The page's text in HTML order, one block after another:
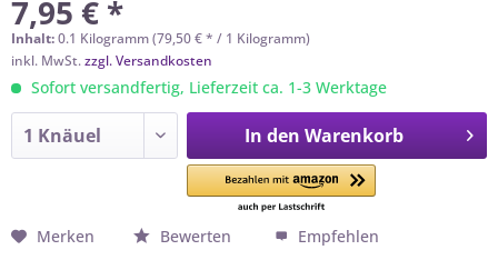
7,95 € *
Inhalt:0.1 Kilogramm (79,50 € * / 1 Kilogramm)
inkl. MwSt.zzgl. Versandkosten
Sofort versandfertig, Lieferzeit ca. 1-3 Werktage
In den Warenkorb
Merken Bewerten Empfehlen